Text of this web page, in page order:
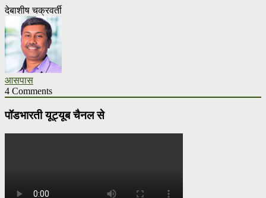
देबाशीष चक्रवर्ती
आसपास
4 Comments
पॉडभारती यूट्यूब चैनल से